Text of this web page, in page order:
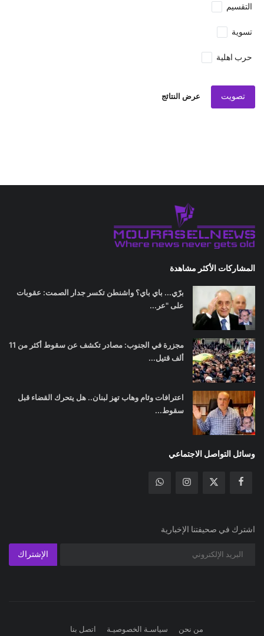
التقسيم
تسوية
حرب اهلية
تصويت عرض النتائج
المشاركات الأكثر مشاهدة
برّي... باي باي؟ واشنطن تكسر جدار الصمت: عقوبات
على "عر...
مجزرة في الجنوب: مصادر تكشف عن سقوط أكثر من 11
ألف قتيل...
اعترافات وئام وهاب تهز لبنان.. هل يتحرك القضاء قبل
سقوط...
وسائل التواصل الاجتماعي
اشترك في صحيفتنا الإخبارية
الإشتراك
من نحن سياسـة الخصوصيـة اتصل بنا